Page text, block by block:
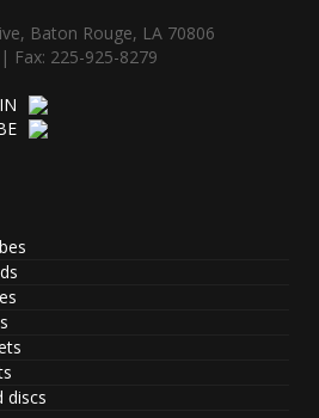
Baton Rouge, LA 70806
Fax: 225-925-8279
discs